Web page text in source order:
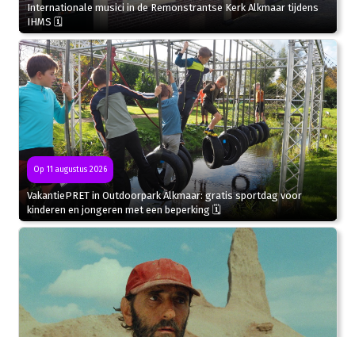
Internationale musici in de Remonstrantse Kerk Alkmaar tijdens
IHMS 🗓
Op 11 augustus 2026
VakantiePRET in Outdoorpark Alkmaar: gratis sportdag voor
kinderen en jongeren met een beperking 🗓